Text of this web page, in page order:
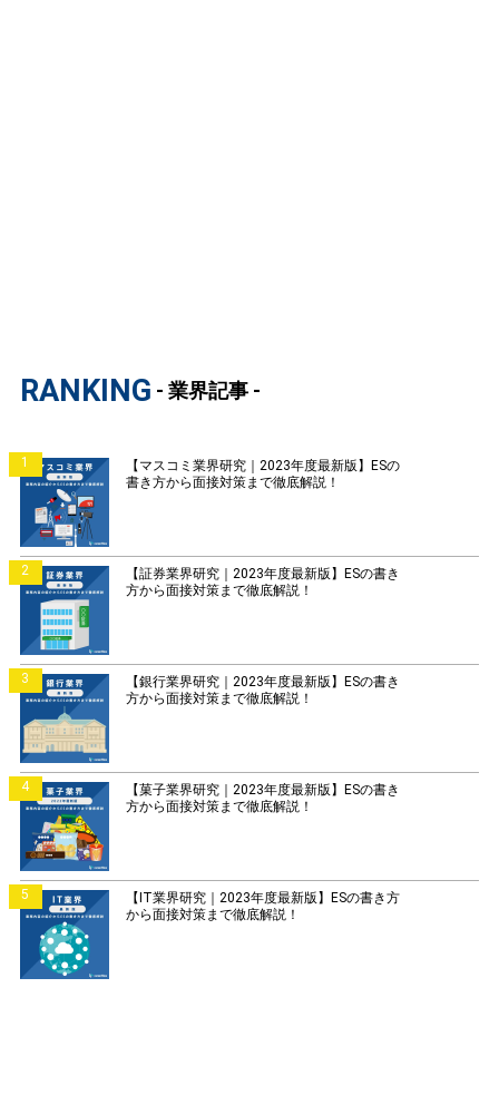
RANKING - 業界記事 -
1
【マスコミ業界研究｜2023年度最新版】ESの
書き方から面接対策まで徹底解説！
2
【証券業界研究｜2023年度最新版】ESの書き
方から面接対策まで徹底解説！
3
【銀行業界研究｜2023年度最新版】ESの書き
方から面接対策まで徹底解説！
4
【菓子業界研究｜2023年度最新版】ESの書き
方から面接対策まで徹底解説！
5
【IT業界研究｜2023年度最新版】ESの書き方
から面接対策まで徹底解説！